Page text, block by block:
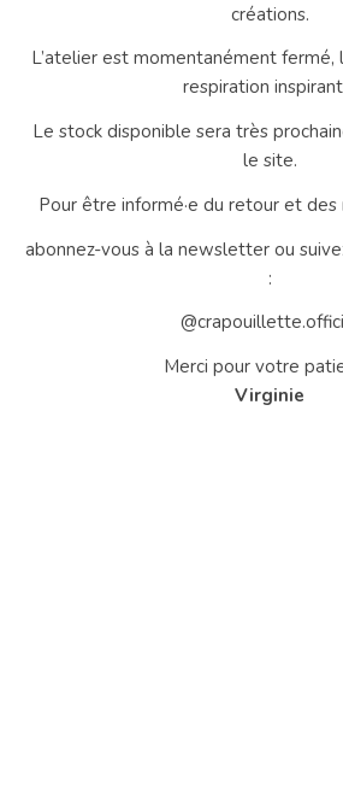
créations.
L’atelier est momentanément fermé,
respiration
Le stock disponible sera très
le site.
Pour être informé·e du retour et des
abonnez-vous à la newsletter ou
:
Merci pour votre
Virginie